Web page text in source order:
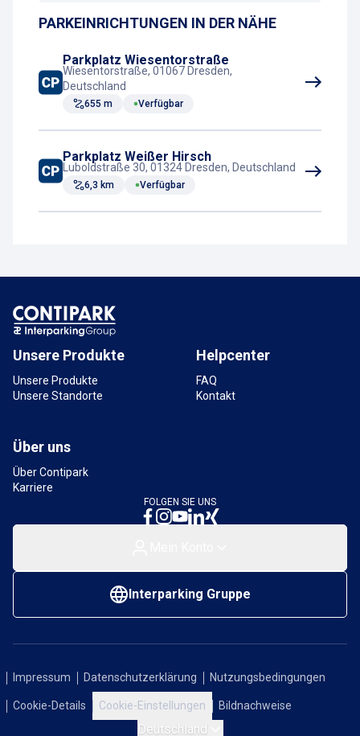
Kassenautomat
PARKEINRICHTUNGEN IN DER NÄHE
Parkplatz Wiesentorstraße
Wiesentorstraße, 01067 Dresden,
Deutschland
655 m Verfügbar
Parkplatz Weißer Hirsch
Luboldstraße 30, 01324 Dresden, Deutschland
6,3 km Verfügbar
Unsere Produkte
Unsere Produkte
Unsere Standorte
Helpcenter
FAQ
Kontakt
Über uns
Über Contipark
Karriere
FOLGEN SIE UNS
Interparking Gruppe
Impressum Datenschutzerklärung Nutzungsbedingungen
Cookie-Details Cookie-Einstellungen Bildnachweise
Deutschland